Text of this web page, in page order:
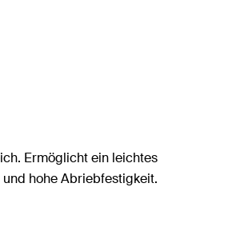
Ermöglicht ein leichtes
hohe Abriebfestigkeit.